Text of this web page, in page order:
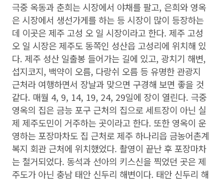
극중 옥동과 춘희는 시장에서 야채를 팔고, 은희와 영옥
은 시장에서 생선가게를 하는 등 시장이 많이 등장하는
데 이곳은 제주 고성 오 일 시장이라고 한다. 제주 고성
오 일 시장은 제주도 동쪽인 성산읍 고성리에 위치해 있
다. 제주 성산 일출봉 들어가는 길에 있고, 광치기 해변,
섭지코지, 백약이 오름, 다랑쉬 오름 등 유명한 관광지
근처라 여행하면서 장날과 맞으면 구경해 보면 좋을 것
같다. 매월 4, 9, 14, 19, 24, 29일에 장이 열린다. 극중
영옥의 집은 금능 포구 근처의 집으로 세트장이 아닌 실
제 제주도민이 거주하는 곳이라고 한다. 또한 영옥이 운
영하는 포장마차도 집 근처로 제주 하나리읍 금농어촌계
복지 회관 근처에 위치했었다. 촬영이 끝난 후 포장마차
는 철거되었다. 동석과 선아의 키스신을 찍었던 곳은 제
주도가 아닌 충남 태안 신두리 해변이다. 태안 신두리 해